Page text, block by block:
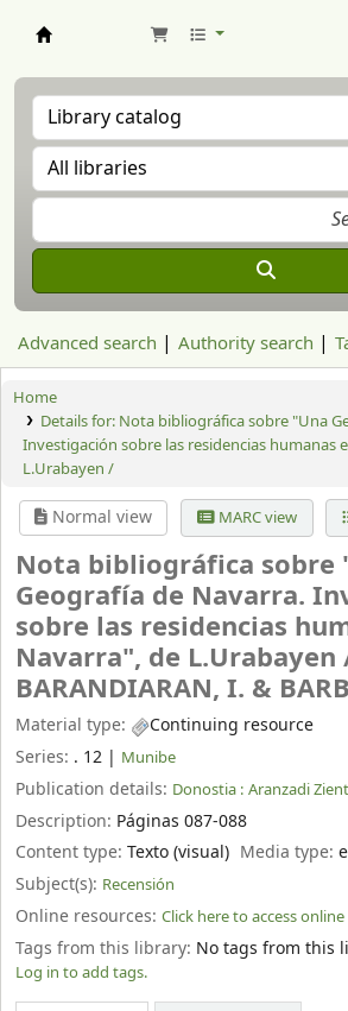
Advanced search Authority search
Home
Details for: Nota bibliográfica sobre "Una
Investigación sobre las residencias humanas
L.Urabayen /
Normal view MARC view
Nota bibliográfica sobre
Geografía de Navarra.
sobre las residencias
Navarra", de L.Urabayen
BARANDIARAN, I. &
Material type:
Continuing resource
Series: . 12 | Munibe
Publication details: Donostia : Aranzadi
Description: Páginas 087-088
Content type: Texto (visual) Media type:
Subject(s): Recensión
Online resources: Click here to access online
Tags from this library: No tags from this
Log in to add tags.